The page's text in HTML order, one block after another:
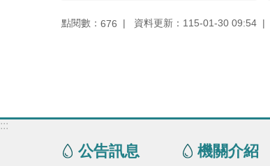
點閱數： 676 資料更新：115-01-30 09:54
:::
公告訊息 機關介紹